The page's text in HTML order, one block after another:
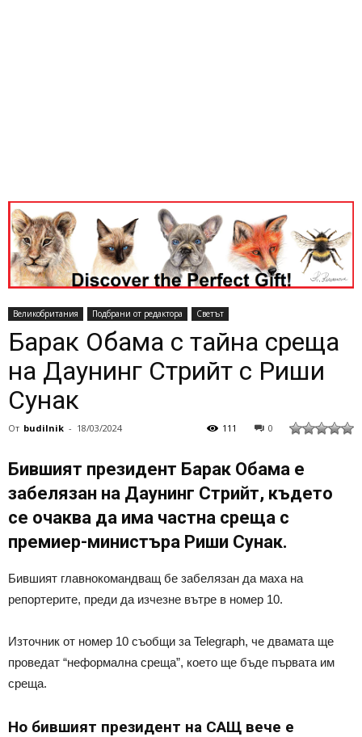
Великобритания Подбрани от редактора Светът
Барак Обама с тайна среща
на Даунинг Стрийт с Риши
Сунак
От budilnik - 18/03/2024 0
111
Бившият президент Барак Обама е
забелязан на Даунинг Стрийт, където
се очаква да има частна среща с
премиер-министъра Риши Сунак.
Бившият главнокомандващ бе забелязан да маха на
репортерите, преди да изчезне вътре в номер 10.
Източник от номер 10 съобщи за Telegraph, че двамата ще
проведат “неформална среща”, което ще бъде първата им
среща.
Но бившият президент на САЩ вече е